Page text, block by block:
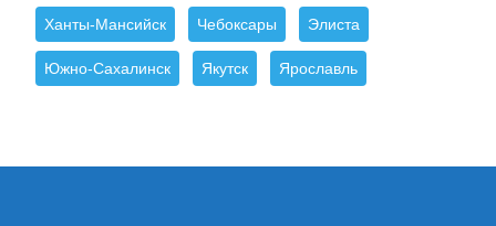
Ханты-Мансийск Чебоксары Элиста
Южно-Сахалинск Якутск Ярославль